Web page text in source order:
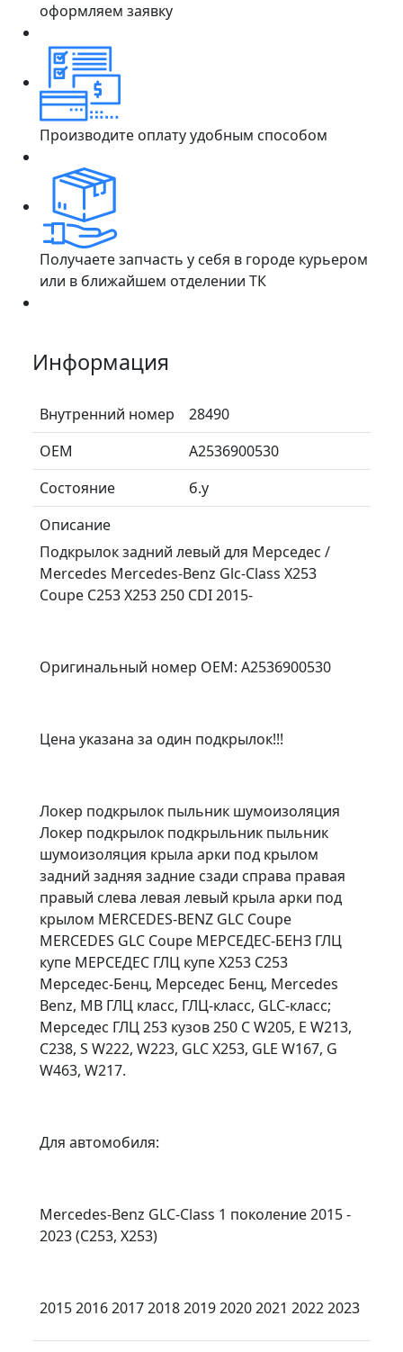
оформляем заявку
Производите оплату удобным способом
Получаете запчасть у себя в городе курьером
или в ближайшем отделении ТК
Информация
Внутренний номер
28490
ОЕМ
A2536900530
Состояние
б.у
Описание
Подкрылок задний левый для Мерседес /
Mercedes Mercedes-Benz Glc-Class X253
Coupe C253 X253 250 CDI 2015-
Оригинальный номер OEM: A2536900530
Цена указана за один подкрылок!!!
Локер подкрылок пыльник шумоизоляция
Локер подкрылок подкрыльник пыльник
шумоизоляция крыла арки под крылом
задний задняя задние сзади справа правая
правый слева левая левый крыла арки под
крылом MERCEDES-BENZ GLC Coupe
MERCEDES GLC Coupe МЕРСЕДЕС-БЕНЗ ГЛЦ
купе МЕРСЕДЕС ГЛЦ купе X253 C253
Мерседес-Бенц, Мерседес Бенц, Mercedes
Benz, MB ГЛЦ класс, ГЛЦ-класс, GLC-класс;
Мерседес ГЛЦ 253 кузов 250 C W205, E W213,
C238, S W222, W223, GLC X253, GLE W167, G
W463, W217.
Для автомобиля:
Mercedes-Benz GLC-Class 1 поколение 2015 -
2023 (C253, X253)
2015 2016 2017 2018 2019 2020 2021 2022 2023